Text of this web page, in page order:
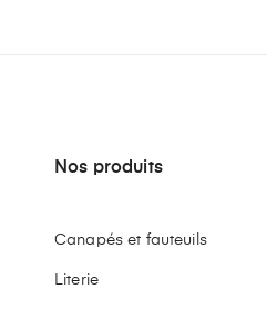
Nos produits
Canapés et fauteuils
Literie